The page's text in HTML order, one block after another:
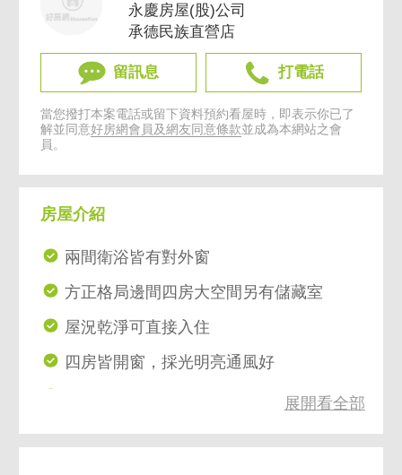
永慶房屋(股)公司
承德民族直營店
留訊息 打電話
當您撥打本案電話或留下資料預約看屋時，即表示你已了
解並同意好房網會員及網友同意條款並成為本網站之會
員。
房屋介紹
兩間衛浴皆有對外窗
方正格局邊間四房大空間另有儲藏室
屋況乾淨可直接入住
四房皆開窗，採光明亮通風好
24HR保全管理具總幹事，社區優質
公設完善低公設比泳池社區
展開看全部